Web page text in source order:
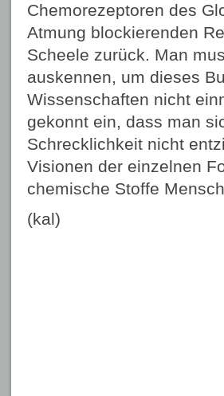
Chemorezeptoren des
Atmung blockierenden
Scheele zurück. Man
auskennen, um dieses
Wissenschaften nicht
gekonnt ein, dass man
Schrecklichkeit nicht
Visionen der einzelnen
chemische Stoffe
(kal)